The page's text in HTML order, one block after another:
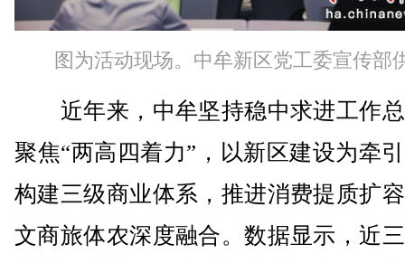
图为活动现场。中牟新区党工委宣传部
近年来，中牟坚持稳中求进工作
聚焦“两高四着力”，以新区建设为牵
构建三级商业体系，推进消费提质扩
文商旅体农深度融合。数据显示，近